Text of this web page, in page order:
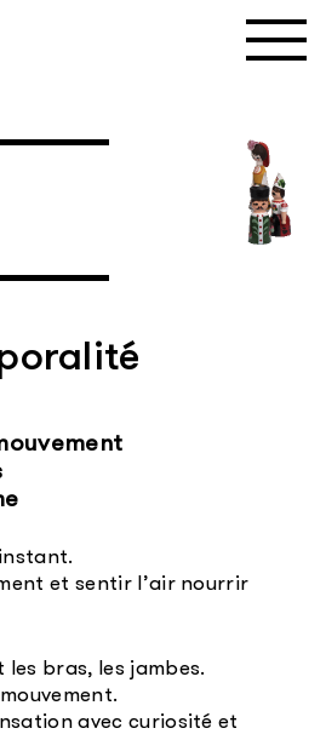
et sentir l’air nourrir
les bras, les jambes.
avec curiosité et